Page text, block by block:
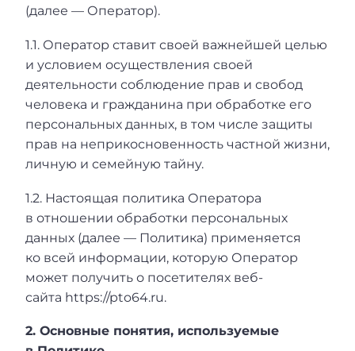
(далее — Оператор).
1.1. Оператор ставит своей важнейшей целью
и условием осуществления своей
деятельности соблюдение прав и свобод
человека и гражданина при обработке его
персональных данных, в том числе защиты
прав на неприкосновенность частной жизни,
личную и семейную тайну.
1.2. Настоящая политика Оператора
в отношении обработки персональных
данных (далее — Политика) применяется
ко всей информации, которую Оператор
может получить о посетителях веб-
сайта https://pto64.ru.
2. Основные понятия, используемые